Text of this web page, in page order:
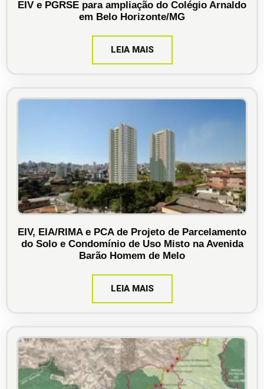
EIV e PGRSE para ampliação do Colégio Arnaldo
em Belo Horizonte/MG
LEIA MAIS
EIV, EIA/RIMA e PCA de Projeto de Parcelamento
do Solo e Condomínio de Uso Misto na Avenida
Barão Homem de Melo
LEIA MAIS